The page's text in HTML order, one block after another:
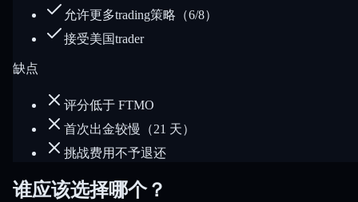
允许更多trading策略（6/8）
接受美国trader
缺点
评分低于 FTMO
首次出金较慢（21 天）
挑战费用不予退还
谁应该选择哪个？